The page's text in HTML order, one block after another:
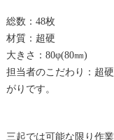
総数：48枚
材質： 超硬
大きさ：80φ(80㎜)
担当者のこだわり： 超硬
がりです。
三起では可能な限り作